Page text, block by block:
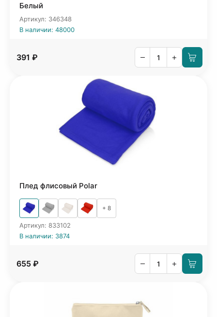
Белый
Артикул: 346348
В наличии: 48000
391 ₽ – +
Плед флисовый Polar
+ 8
Артикул: 833102
В наличии: 3874
655 ₽ – +